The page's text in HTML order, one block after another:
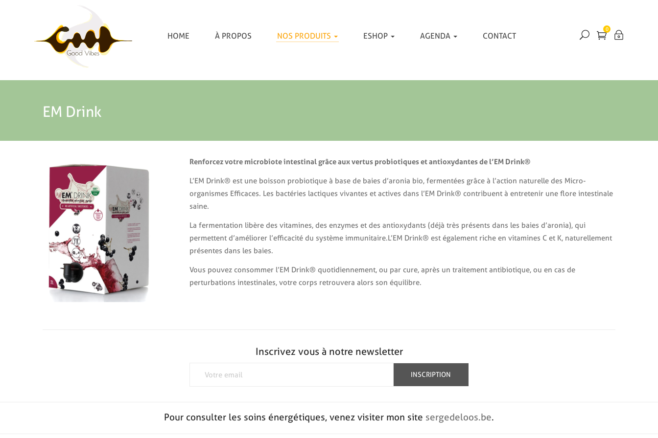
HOME À PROPOS NOS PRODUITS ESHOP AGENDA CONTACT
0
EM Drink
Renforcez votre microbiote intestinal grâce aux vertus probiotiques et antioxydantes de l’EM Drink®
L’EM Drink® est une boisson probiotique à base de baies d’aronia bio, fermentées grâce à l’action naturelle des Micro-
organismes Efficaces. Les bactéries lactiques vivantes et actives dans l’EM Drink® contribuent à entretenir une flore intestinale
saine.
La fermentation libère des vitamines, des enzymes et des antioxydants (déjà très présents dans les baies d’aronia), qui
permettent d’améliorer l’efficacité du système immunitaire.L’EM Drink® est également riche en vitamines C et K, naturellement
présentes dans les baies.
Vous pouvez consommer l’EM Drink® quotidiennement, ou par cure, après un traitement antibiotique, ou en cas de
perturbations intestinales, votre corps retrouvera alors son équilibre.
Inscrivez vous à notre newsletter
INSCRIPTION
Pour consulter les soins énergétiques, venez visiter mon site sergedeloos.be.